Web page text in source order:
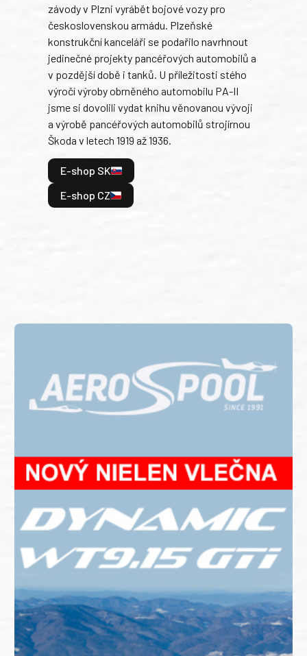
závody v Plzni vyrábět bojové vozy pro
československou armádu. Plzeňské
konstrukční kanceláři se podařilo navrhnout
jedinečné projekty pancéřových automobilů a
v pozdější době i tanků. U příležitosti stého
výročí výroby obrněného automobilu PA-II
jsme si dovolili vydat knihu věnovanou vývoji
a výrobě pancéřových automobilů strojírnou
Škoda v letech 1919 až 1936.
E-shop SK
E-shop CZ